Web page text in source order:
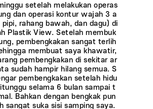
setelah melakukan operas
dan operasi kontur wajah 3 a
rahang bawah, dan dagu) di
Plastik View. Setelah membuk
pembengkakan sangat terlih
membuat saya khawatir,
pembengkakan di sekitar ar
sudah hampir hilang semua. S
pembengkakan setelah hidu
selama 6 bulan sampai t
Bahkan dengan bengkak pun
sangat suka sisi samping saya.